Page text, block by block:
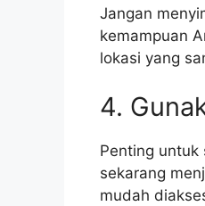
Jangan
kemampuan
lokasi yang
4.
Penting
sekarang
mudah